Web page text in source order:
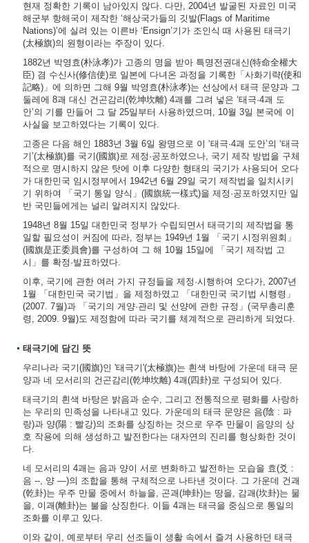
현재 정확한 기록이 남아있지 않다. 다만, 2004년 발굴된 자료인 미국
해군부 항해국이 제작한 ‘해상국가들의 깃발(Flags of Maritime
Nations)’에 실려 있는 이른바 ‘Ensign’기가 조인식 때 사용된 태극기
(太極旗)의 원형이라는 주장이 있다.
1882년 박영효(朴泳孝)가 고종의 명을 받아 특명전권대신(特命全權大
臣) 겸 수신사(修信使)로 일본에 다녀온 과정을 기록한「사화기략(使和
記略)」에 의하면 그해 9월 박영효(朴泳孝)는 선상에서 태극 문양과 그
둘레에 8괘 대신 건곤감리(乾坤坎離) 4괘를 그려 넣은 ‘태극·4괘 도
안’의 기를 만들어 그 달 25일부터 사용하였으며, 10월 3일 본국에 이
사실을 보고하였다는 기록이 있다.
고종은 다음 해인 1883년 3월 6일 왕명으로 이 ‘태극·4괘 도안’의 ‘태극
기’(太極旗)를 국기(國旗)로 제정·공포하였으나, 국기 제작 방법을 구체
적으로 명시하지 않은 탓에 이후 다양한 형태의 국기가 사용되어 오다
가 대한민국 임시정부에서 1942년 6월 29일 국기 제작법을 일치시키
기 위하여 「국기 통일 양식」(國旗統一樣式)을 제정·공포하였지만 일
반 국민들에게는 널리 알려지지 않았다.
1948년 8월 15일 대한민국 정부가 수립되면서 태극기의 제작법을 통
일할 필요성이 커짐에 따라, 정부는 1949년 1월 「국기 시정위원회」
(國旗是正委員會)를 구성하여 그 해 10월 15일에 「국기 제작법 고
시」를 확정·발표하였다.
이후, 국기에 관한 여러 가지 규정들을 제정·시행하여 오다가, 2007년
1월 「대한민국 국기법」을 제정하였고 「대한민국 국기법 시행령」
(2007. 7월)과 「국기의 게양·관리 및 선양에 관한 규정」(국무총리훈
령, 2009. 9월)도 제정함에 따라 국기를 체계적으로 관리하게 되었다.
태극기에 담긴 뜻
우리나라 국기(國旗)인 '태극기'(太極旗)는 흰색 바탕에 가운데 태극 문
양과 네 모서리의 건곤감리(乾坤坎離) 4괘(四卦)로 구성되어 있다.
태극기의 흰색 바탕은 밝음과 순수, 그리고 전통적으로 평화를 사랑하
는 우리의 민족성을 나타내고 있다. 가운데의 태극 문양은 음(陰 : 파
랑)과 양(陽 : 빨강)의 조화를 상징하는 것으로 우주 만물이 음양의 상
호 작용에 의해 생성하고 발전한다는 대자연의 진리를 형상화한 것이
다.
네 모서리의 4괘는 음과 양이 서로 변화하고 발전하는 모습을 효(爻 :
음 --, 양 ―)의 조합을 통해 구체적으로 나타낸 것이다. 그 가운데 건괘
(乾卦)는 우주 만물 중에서 하늘을, 곤괘(坤卦)는 땅을, 감괘(坎卦)는 물
을, 이괘(離卦)는 불을 상징한다. 이들 4괘는 태극을 중심으로 통일의
조화를 이루고 있다.
이와 같이, 예로부터 우리 선조들이 생활 속에서 즐겨 사용하던 태극